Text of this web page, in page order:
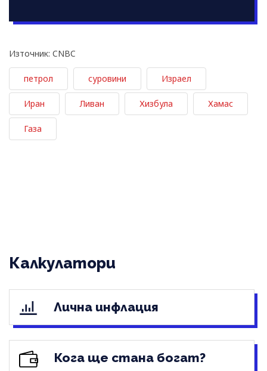
Източник: CNBC
петрол суровини Израел
Иран Ливан Хизбула Хамас
Газа
Калкулатори
Лична инфлация
Кога ще стана богат?